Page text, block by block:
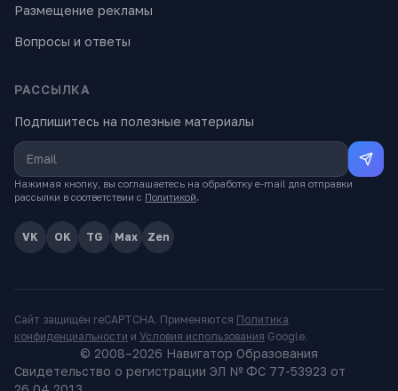
Размещение рекламы
Вопросы и ответы
РАССЫЛКА
Подпишитесь на полезные материалы
Нажимая кнопку, вы соглашаетесь на обработку e-mail для отправки
рассылки в соответствии с Политикой.
VK OK TG Max Zen
Сайт защищён reCAPTCHA. Применяются Политика
конфиденциальности и Условия использования Google.
© 2008–2026 Навигатор Образования
Свидетельство о регистрации ЭЛ № ФС 77-53923 от